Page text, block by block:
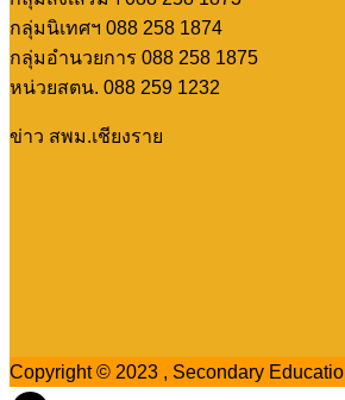
กลุ่มนิเทศฯ 088 258 1874
กลุ่มอำนวยการ 088 258 1875
หน่วยสตน. 088 259 1232
ข่าว สพม.เชียงราย
Copyright © 2023 , Secondary